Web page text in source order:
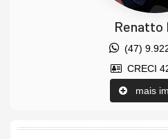
permitindo que você se mude
desfrutar do estilo de vida luxuoso
O Phoenix Tower é conhecido por
com uma ampla gama de
encontrará áreas de lazer, como
festas e muito mais, tudo
Nossaequipede corretores, todos
Renatto
(47)
CRECI
mais